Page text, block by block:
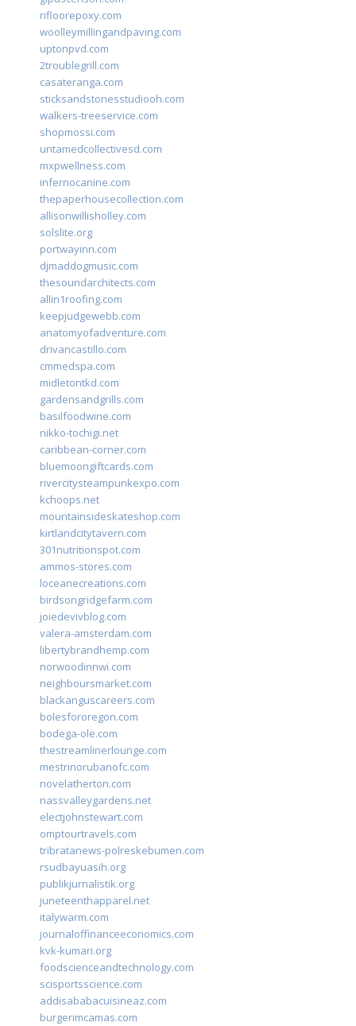
rifloorepoxy.com
woolleymillingandpaving.com
uptonpvd.com
2troublegrill.com
casateranga.com
sticksandstonesstudiooh.com
walkers-treeservice.com
shopmossi.com
untamedcollectivesd.com
mxpwellness.com
infernocanine.com
thepaperhousecollection.com
allisonwillisholley.com
solslite.org
portwayinn.com
djmaddogmusic.com
thesoundarchitects.com
allin1roofing.com
keepjudgewebb.com
anatomyofadventure.com
drivancastillo.com
cmmedspa.com
midletontkd.com
gardensandgrills.com
basilfoodwine.com
nikko-tochigi.net
caribbean-corner.com
bluemoongiftcards.com
rivercitysteampunkexpo.com
kchoops.net
mountainsideskateshop.com
kirtlandcitytavern.com
301nutritionspot.com
ammos-stores.com
loceanecreations.com
birdsongridgefarm.com
joiedevivblog.com
valera-amsterdam.com
libertybrandhemp.com
norwoodinnwi.com
neighboursmarket.com
blackanguscareers.com
bolesfororegon.com
bodega-ole.com
thestreamlinerlounge.com
mestrinorubanofc.com
novelatherton.com
nassvalleygardens.net
electjohnstewart.com
omptourtravels.com
tribratanews-polreskebumen.com
rsudbayuasih.org
publikjurnalistik.org
juneteenthapparel.net
italywarm.com
journaloffinanceeconomics.com
kvk-kumari.org
foodscienceandtechnology.com
scisportsscience.com
addisababacuisineaz.com
burgerimcamas.com